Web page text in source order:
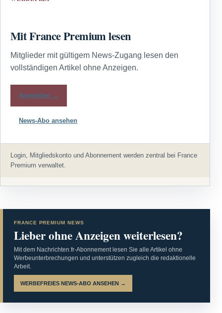
Mit France Premium lesen
Mitglieder mit gültigem News-Zugang lesen den
vollständigen Artikel ohne Anzeigen.
Anmelden →
News-Abo ansehen
Login, Mitgliedskonto und Abonnement werden zentral bei France
Premium verwaltet.
FRANCE PREMIUM NEWS
Lieber ohne Anzeigen weiterlesen?
Mit dem Nachrichten.fr-Abonnement lesen Sie alle Artikel ohne
Werbeunterbrechungen und unterstützen zugleich die redaktionelle
Arbeit.
WERBEFREIES NEWS-ABO ANSEHEN →